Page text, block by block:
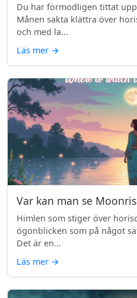
Du har förmodligen tittat
Månen sakta klättra över
och med la...
Läs mer →
Var kan man se
Himlen som stiger över
ögonblicken som på något
Det är en...
Läs mer →